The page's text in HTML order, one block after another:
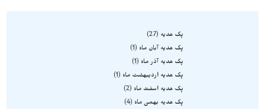
پک هدیه
27
پک هدیه آبان ماه
1
پک هدیه آذر ماه
1
پک هدیه اردیبهشت ماه
1
پک هدیه اسفند ماه
2
پک هدیه بهمن ماه
4